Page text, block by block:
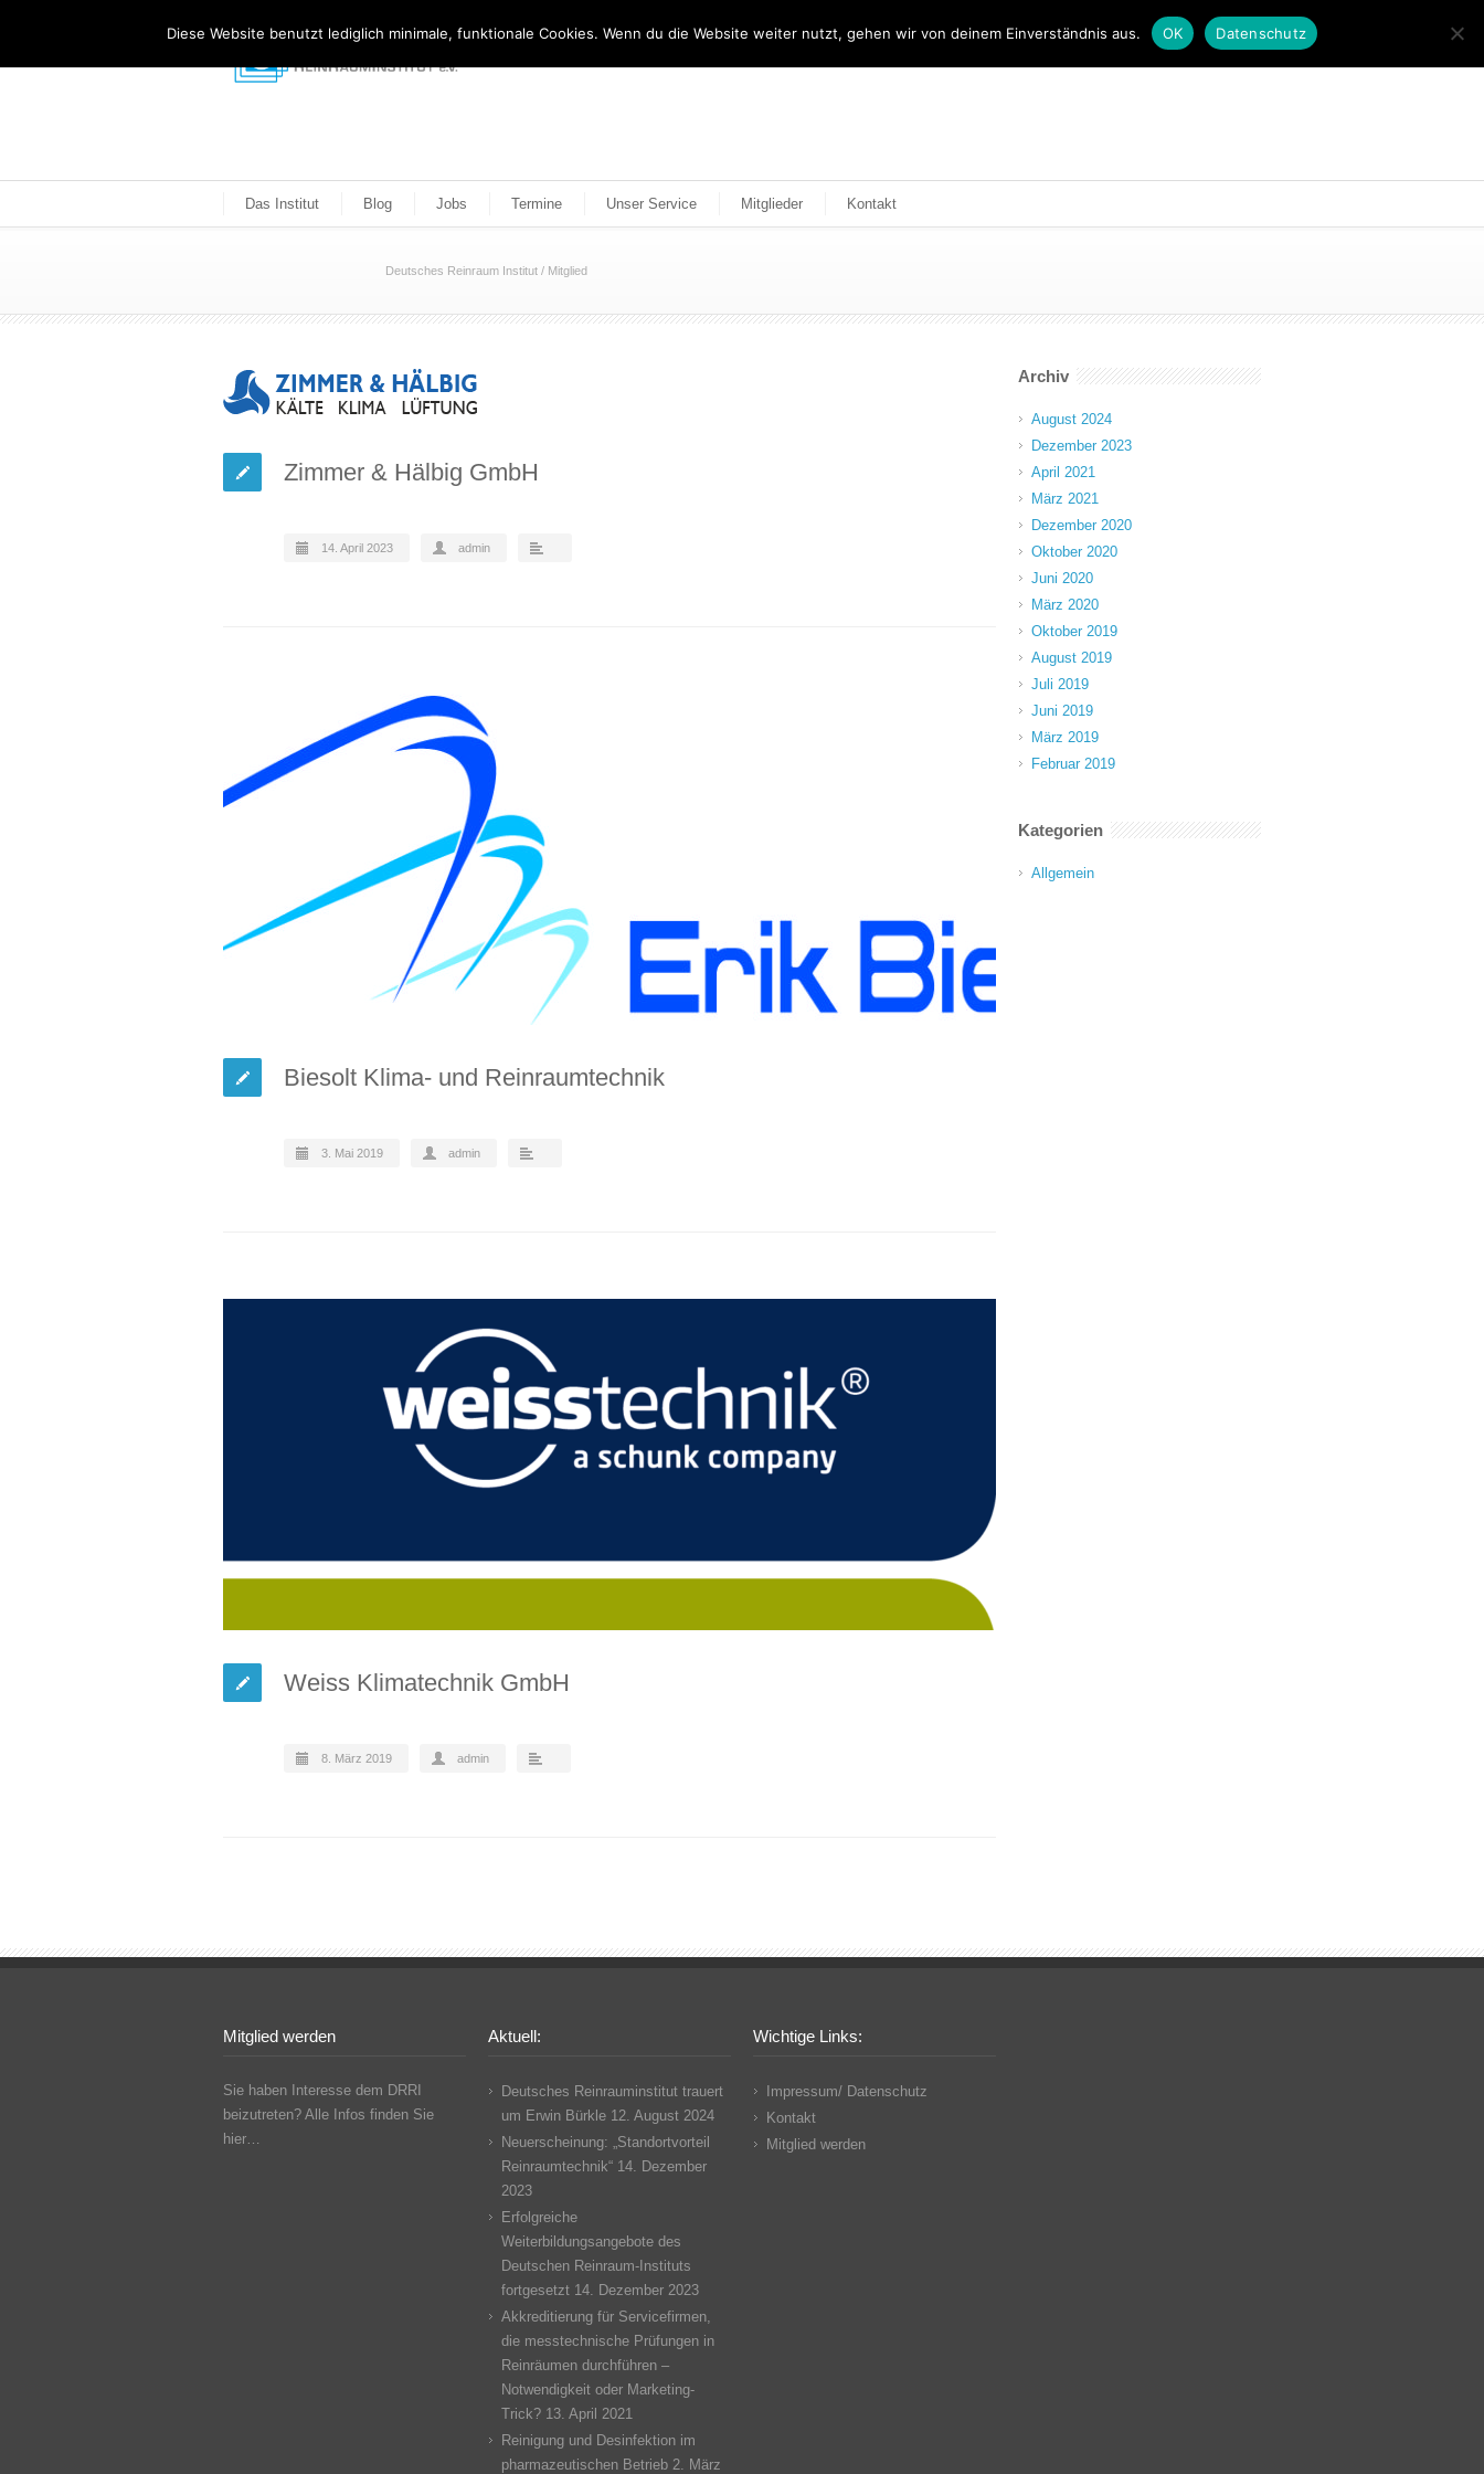
Das Institut Blog Jobs Termine Unser Service Mitglieder Kontakt
Deutsches Reinraum Institut / Mitglied
Zimmer & Hälbig GmbH
14. April 2023 admin
Biesolt Klima- und Reinraumtechnik
3. Mai 2019 admin
Weiss Klimatechnik GmbH
8. März 2019 admin
Archiv
August 2024
Dezember 2023
April 2021
März 2021
Dezember 2020
Oktober 2020
Juni 2020
März 2020
Oktober 2019
August 2019
Juli 2019
Juni 2019
März 2019
Februar 2019
Kategorien
Allgemein
Mitglied werden
Sie haben Interesse dem DRRI
beizutreten? Alle Infos finden Sie
hier…
Aktuell:
Deutsches Reinrauminstitut trauert
um Erwin Bürkle 12. August 2024
Neuerscheinung: „Standortvorteil
Reinraumtechnik“ 14. Dezember
2023
Erfolgreiche
Weiterbildungsangebote des
Deutschen Reinraum-Instituts
fortgesetzt 14. Dezember 2023
Akkreditierung für Servicefirmen,
die messtechnische Prüfungen in
Reinräumen durchführen –
Notwendigkeit oder Marketing-
Trick? 13. April 2021
Reinigung und Desinfektion im
pharmazeutischen Betrieb 2. März
Wichtige Links:
Impressum/ Datenschutz
Kontakt
Mitglied werden
Diese Website benutzt lediglich minimale, funktionale Cookies. Wenn du die Website weiter nutzt, gehen wir von deinem Einverständnis aus. OK Datenschutz